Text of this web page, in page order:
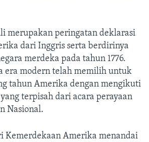
merupakan peringatan deklarasi
dari Inggris serta berdirinya
merdeka pada tahun 1776.
era modern telah memilih untuk
tahun Amerika dengan mengikuti
terpisah dari acara perayaan
Nasional.
Kemerdekaan Amerika menandai